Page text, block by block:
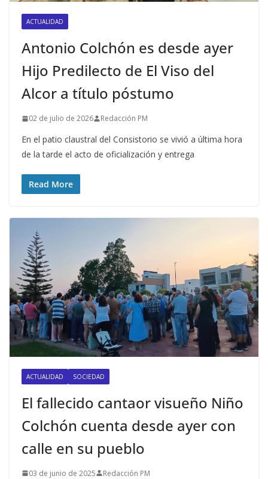
ACTUALIDAD
Antonio Colchón es desde ayer
Hijo Predilecto de El Viso del
Alcor a título póstumo
02 de julio de 2026 Redacción PM
En el patio claustral del Consistorio se vivió a última hora
de la tarde el acto de oficialización y entrega
Read More
ACTUALIDAD SOCIEDAD
El fallecido cantaor visueño Niño
Colchón cuenta desde ayer con
calle en su pueblo
03 de junio de 2025 Redacción PM